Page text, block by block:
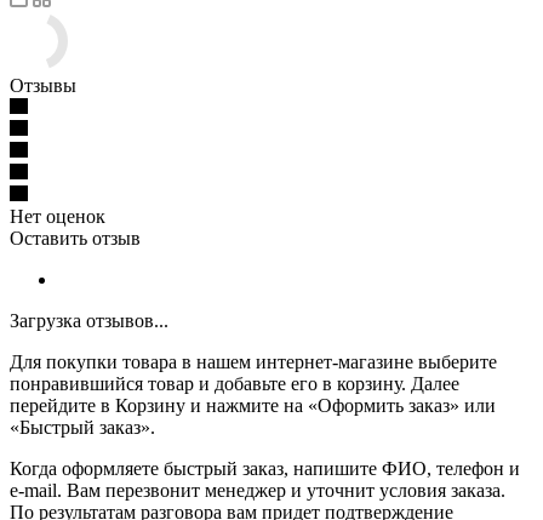
Отзывы
Нет оценок
Оставить отзыв
Загрузка отзывов...
Для покупки товара в нашем интернет-магазине выберите
понравившийся товар и добавьте его в корзину. Далее
перейдите в Корзину и нажмите на «Оформить заказ» или
«Быстрый заказ».
Когда оформляете быстрый заказ, напишите ФИО, телефон и
e-mail. Вам перезвонит менеджер и уточнит условия заказа.
По результатам разговора вам придет подтверждение